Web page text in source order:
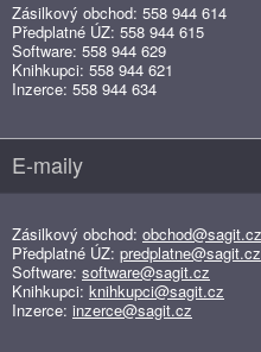
Zásilkový obchod: 558 944 614
Předplatné ÚZ: 558 944 615
Software: 558 944 629
Knihkupci: 558 944 621
Inzerce: 558 944 634
E-maily
Zásilkový obchod: obchod@sagit.cz
Předplatné ÚZ: predplatne@sagit.cz
Software: software@sagit.cz
Knihkupci: knihkupci@sagit.cz
Inzerce: inzerce@sagit.cz